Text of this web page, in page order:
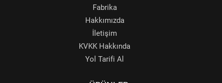
Fabrika
Hakkımızda
İletişim
KVKK Hakkında
Yol Tarifi Al